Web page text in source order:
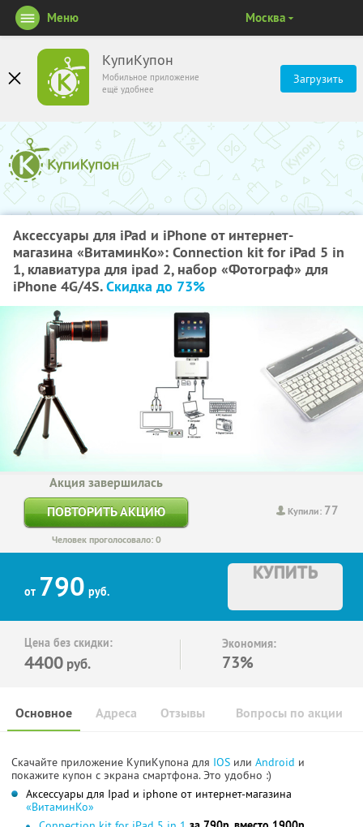
КупиКупон
Мобильное приложение
ещё удобнее
Загрузить
Меню Москва
Аксессуары для iPad и iPhone от интернет-
магазина «ВитаминКо»: Connection kit for iPad 5 in
1, клавиатура для ipad 2, набор «Фотограф» для
iPhone 4G/4S.Скидка до 73%
Купили: 77
Акция завершилась
ПОВТОРИТЬ АКЦИЮ
Человек проголосовало: 0
от 790 руб.
КУПИТЬ
Цена без скидки:
4400 руб.
Экономия:
73%
Основное Отзывы Вопросы по акции
Адреса
Скачайте приложение КупиКупона для IOS или Android и
покажите купон с экрана смартфона. Это удобно :)
Аксессуары для Ipad и iphone от интернет-магазина
«ВитаминКо»